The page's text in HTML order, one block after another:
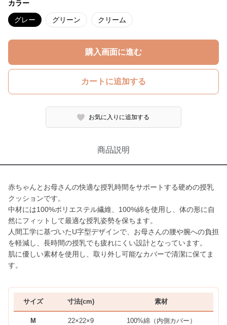
カラー
グレー グリーン クリーム
購入画面に進む
カートに追加する
お気に入りに追加する
商品説明
赤ちゃんとお母さんの快適な授乳時間をサポートする硬めの授乳
クッションです。
中材には100%ポリエステル繊維、100%綿を使用し、体の形に自
然にフィットして最適な授乳姿勢を保ちます。
人間工学に基づいたU字型デザインで、お母さんの腰や腕への負担
を軽減し、長時間の授乳でも疲れにくい設計となっています。
肌に優しい素材を使用し、取り外し可能なカバーで清潔に保てま
す。
サイズ 寸法(cm) 素材
M 22×22×9 100%綿（内側カバー）